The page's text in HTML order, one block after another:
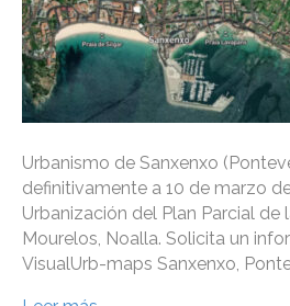
Urbanismo de Sanxenxo
definitivamente a 10 de marzo
Urbanización del Plan Parcial de
Mourelos, Noalla. Solicita un
VisualUrb-maps Sanxenxo,